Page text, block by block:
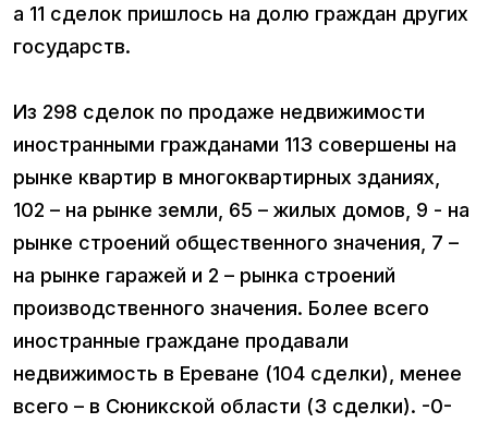
а 11 сделок пришлось на долю граждан других
государств.
Из 298 сделок по продаже недвижимости
иностранными гражданами 113 совершены на
рынке квартир в многоквартирных зданиях,
102 – на рынке земли, 65 – жилых домов, 9 - на
рынке строений общественного значения, 7 –
на рынке гаражей и 2 – рынка строений
производственного значения. Более всего
иностранные граждане продавали
недвижимость в Ереване (104 сделки), менее
всего – в Сюникской области (3 сделки). -0-